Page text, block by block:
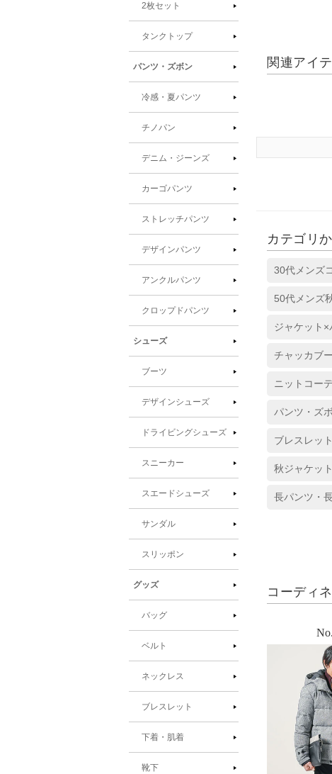
2枚セット
タンクトップ
パンツ・ズボン
冷感・夏パンツ
チノパン
デニム・ジーンズ
カーゴパンツ
ストレッチパンツ
デザインパンツ
アンクルパンツ
クロップドパンツ
シューズ
ブーツ
デザインシューズ
ドライビングシューズ
スニーカー
スエードシューズ
サンダル
スリッポン
グッズ
バッグ
ベルト
ネックレス
ブレスレット
下着・肌着
靴下
関連アイ
カテゴリ
30代メンズ
50代メンズ
ジャケット×
チャッカブ
ニットコー
パンツ・ズ
ブレスレッ
秋ジャケッ
長パンツ・
コーディ